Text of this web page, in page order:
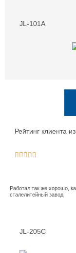
JL-101A
Рейтинг клиента

Работал так же хорошо,
сталелитейный завод
JL-205C